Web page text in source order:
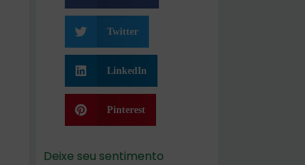
Twitter
LinkedIn
Pinterest
Deixe seu sentimento